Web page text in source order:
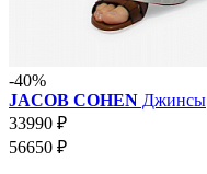
-40%
JACOB COHEN Джинсы
33990 ₽
56650 ₽